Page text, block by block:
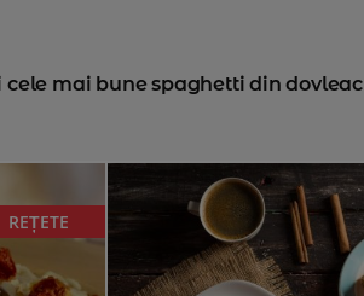
cele mai bune spaghetti din dovleac
REȚETE